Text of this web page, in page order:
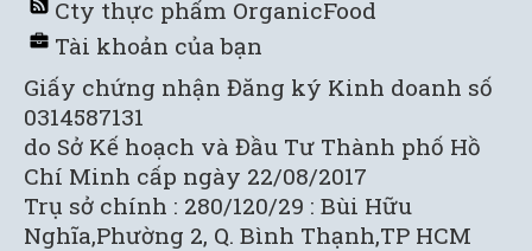
Cty thực phẩm OrganicFood
Tài khoản của bạn
Giấy chứng nhận Đăng ký Kinh doanh số
0314587131
do Sở Kế hoạch và Đầu Tư Thành phố Hồ
Chí Minh cấp ngày 22/08/2017
Trụ sở chính : 280/120/29 : Bùi Hữu
Nghĩa,Phường 2, Q. Bình Thạnh,TP HCM